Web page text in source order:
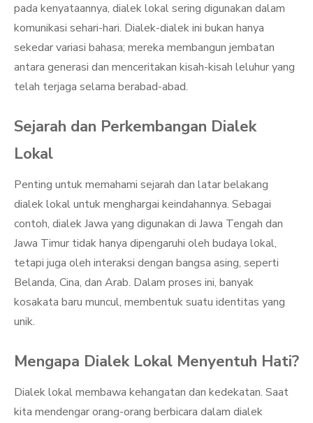
pada kenyataannya, dialek lokal sering digunakan dalam
komunikasi sehari-hari. Dialek-dialek ini bukan hanya
sekedar variasi bahasa; mereka membangun jembatan
antara generasi dan menceritakan kisah-kisah leluhur yang
telah terjaga selama berabad-abad.
Sejarah dan Perkembangan Dialek
Lokal
Penting untuk memahami sejarah dan latar belakang
dialek lokal untuk menghargai keindahannya. Sebagai
contoh, dialek Jawa yang digunakan di Jawa Tengah dan
Jawa Timur tidak hanya dipengaruhi oleh budaya lokal,
tetapi juga oleh interaksi dengan bangsa asing, seperti
Belanda, Cina, dan Arab. Dalam proses ini, banyak
kosakata baru muncul, membentuk suatu identitas yang
unik.
Mengapa Dialek Lokal Menyentuh Hati?
Dialek lokal membawa kehangatan dan kedekatan. Saat
kita mendengar orang-orang berbicara dalam dialek